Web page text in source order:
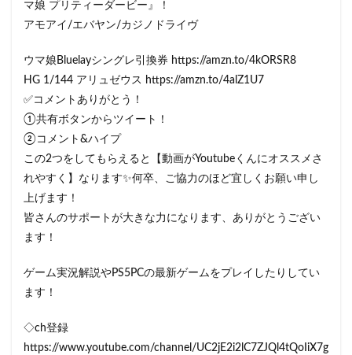
マ娘 プリティーダービー』！
アモアイ/エバヤン/カジノドライヴ
ウマ娘Bluelayシングレ引換券 https://amzn.to/4kORSR8
HG 1/144 アリュゼウス https://amzn.to/4alZ1U7
✅コメントありがとう！
①共有ボタンからツイート！
②コメント&ハイプ
この2つをしてもらえると【動画がYoutubeくんにオススメさ
れやすく】なります✨何卒、ご協力のほど宜しくお願い申し
上げます！
皆さんのサポートが大きな力になります、ありがとうござい
ます！
ゲーム実況解説やPS5PCの最新ゲームをプレイしたりしてい
ます！
◇ch登録
https://www.youtube.com/channel/UC2jE2i2lC7ZJQl4tQoIiX7g